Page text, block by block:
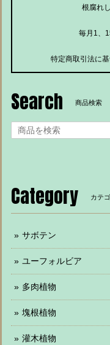
根腐れ
毎月1、
特定商取引法に
Search 商品検索
Category カテ
サボテン
ユーフォルビア
多肉植物
塊根植物
灌木植物